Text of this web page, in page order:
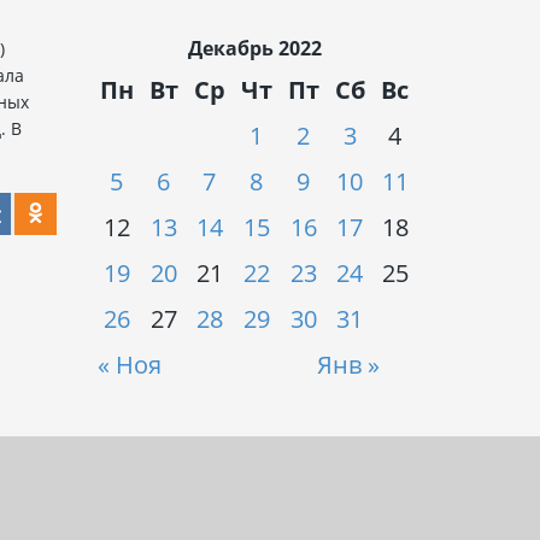
В
Декабрь 2022
Пн Вт Ср Чт Пт Сб Вс
« Ноя Янв »
1 2 3
4
5
6 7 8 9 10
11
12
13 14 15 16 17
18
19
20 21 22 23 24
25
26
27 28 29 30 31